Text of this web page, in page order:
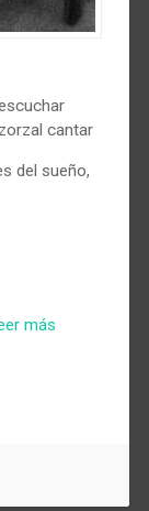
cantar
del sueño,
más